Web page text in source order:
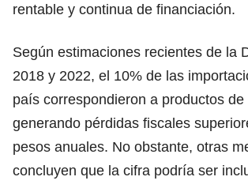
rentable y continua de financiación.
Según estimaciones recientes de la
2018 y 2022, el 10% de las
país correspondieron a productos
generando pérdidas fiscales
pesos anuales. No obstante, otras
concluyen que la cifra podría ser